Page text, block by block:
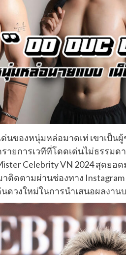
นของหนุ่มหล่อมาดเท่ เขาเป็น
รายการเวทีที่โดดเด่นไม่ธรรม
Celebrity VN 2024 สุดย
ติดตามผ่านช่องทาง Instagram
ดวงใหม่ในการนำเสนอผลงา